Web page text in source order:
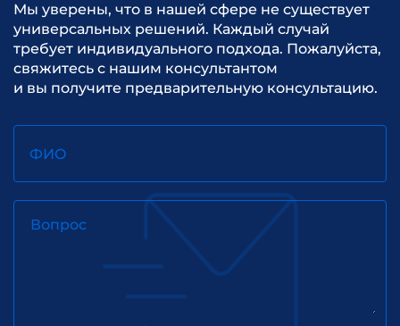
Мы уверены, что в нашей сфере не существует
универсальных решений. Каждый случай
требует индивидуального подхода. Пожалуйста,
свяжитесь с нашим консультантом
и вы получите предварительную консультацию.
ФИО
Вопрос